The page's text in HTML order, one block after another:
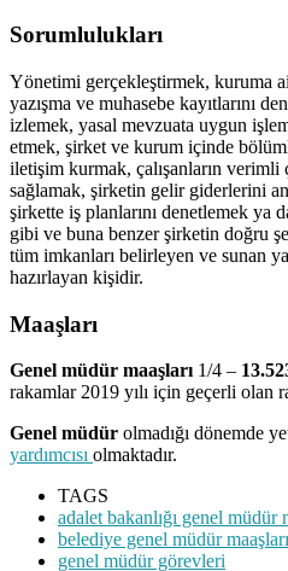
Sorumlulukları
Yönetimi gerçekleştirmek, kuruma
yazışma ve muhasebe kayıtlarını
izlemek, yasal mevzuata uygun işlem
etmek, şirket ve kurum içinde
iletişim kurmak, çalışanların verimli
sağlamak, şirketin gelir giderlerini
şirkette iş planlarını denetlemek ya
gibi ve buna benzer şirketin doğru
tüm imkanları belirleyen ve sunan
hazırlayan kişidir.
Maaşları
Genel müdür maaşları 1/4 –
rakamlar 2019 yılı için geçerli olan
Genel müdür olmadığı dönemde
yardımcısı olmaktadır.
TAGS
adalet bakanlığı genel müdür
belediye genel müdür maaşları
genel müdür görevleri